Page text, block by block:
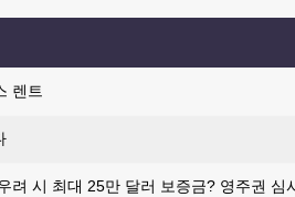
렌트
려 시 최대 25만 달러 보증금? 영주권 심